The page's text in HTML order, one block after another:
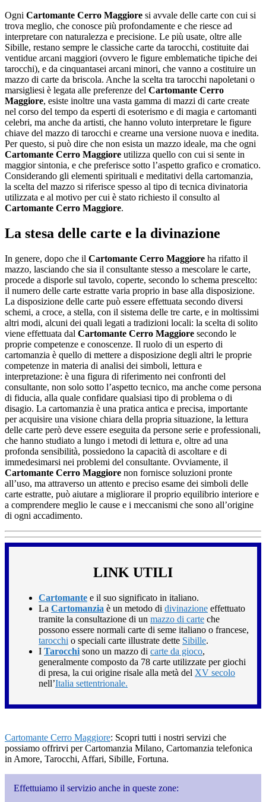
Ogni Cartomante Cerro Maggiore si avvale delle carte con cui si
trova meglio, che conosce più profondamente e che riesce ad
interpretare con naturalezza e precisione. Le più usate, oltre alle
Sibille, restano sempre le classiche carte da tarocchi, costituite dai
ventidue arcani maggiori (ovvero le figure emblematiche tipiche dei
tarocchi), e da cinquantasei arcani minori, che vanno a costituire un
mazzo di carte da briscola. Anche la scelta tra tarocchi napoletani o
marsigliesi è legata alle preferenze del Cartomante Cerro
Maggiore, esiste inoltre una vasta gamma di mazzi di carte create
nel corso del tempo da esperti di esoterismo e di magia e cartomanti
celebri, ma anche da artisti, che hanno voluto interpretare le figure
chiave del mazzo di tarocchi e crearne una versione nuova e inedita.
Per questo, si può dire che non esista un mazzo ideale, ma che ogni
Cartomante Cerro Maggiore utilizza quello con cui si sente in
maggior sintonia, e che preferisce sotto l’aspetto grafico e cromatico.
Considerando gli elementi spirituali e meditativi della cartomanzia,
la scelta del mazzo si riferisce spesso al tipo di tecnica divinatoria
utilizzata e al motivo per cui è stato richiesto il consulto al
Cartomante Cerro Maggiore.
La stesa delle carte e la divinazione
In genere, dopo che il Cartomante Cerro Maggiore ha rifatto il
mazzo, lasciando che sia il consultante stesso a mescolare le carte,
procede a disporle sul tavolo, coperte, secondo lo schema prescelto:
il numero delle carte estratte varia proprio in base alla disposizione.
La disposizione delle carte può essere effettuata secondo diversi
schemi, a croce, a stella, con il sistema delle tre carte, e in moltissimi
altri modi, alcuni dei quali legati a tradizioni locali: la scelta di solito
viene effettuata dal Cartomante Cerro Maggiore secondo le
proprie competenze e conoscenze. Il ruolo di un esperto di
cartomanzia è quello di mettere a disposizione degli altri le proprie
competenze in materia di analisi dei simboli, lettura e
interpretazione: è una figura di riferimento nei confronti del
consultante, non solo sotto l’aspetto tecnico, ma anche come persona
di fiducia, alla quale confidare qualsiasi tipo di problema o di
disagio. La cartomanzia è una pratica antica e precisa, importante
per acquisire una visione chiara della propria situazione, la lettura
delle carte però deve essere eseguita da persone serie e professionali,
che hanno studiato a lungo i metodi di lettura e, oltre ad una
profonda sensibilità, possiedono la capacità di ascoltare e di
immedesimarsi nei problemi del consultante. Ovviamente, il
Cartomante Cerro Maggiore non fornisce soluzioni pronte
all’uso, ma attraverso un attento e preciso esame dei simboli delle
carte estratte, può aiutare a migliorare il proprio equilibrio interiore e
a comprendere meglio le cause e i meccanismi che sono all’origine
di ogni accadimento.
LINK UTILI
Cartomante e il suo significato in italiano.
La Cartomanzia è un metodo di divinazione effettuato
tramite la consultazione di un mazzo di carte che
possono essere normali carte di seme italiano o francese,
tarocchi o speciali carte illustrate dette Sibille.
I Tarocchi sono un mazzo di carte da gioco,
generalmente composto da 78 carte utilizzate per giochi
di presa, la cui origine risale alla metà del XV secolo
nell’Italia settentrionale.
Cartomante Cerro Maggiore: Scopri tutti i nostri servizi che
possiamo offrirvi per Cartomanzia Milano, Cartomanzia telefonica
in Amore, Tarocchi, Affari, Sibille, Fortuna.
Effettuiamo il servizio anche in queste zone: